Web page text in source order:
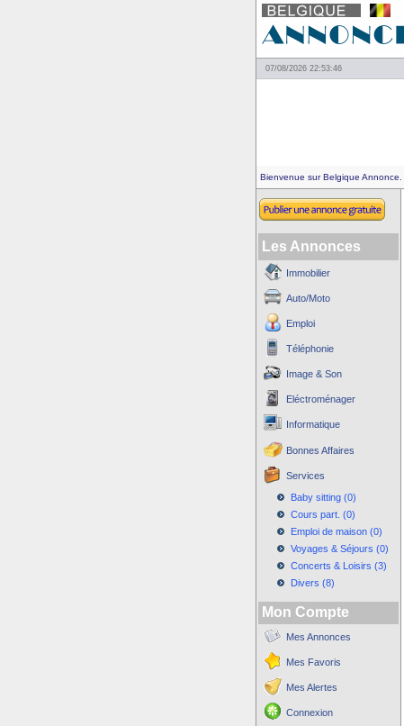
07/08/2026 22:53:46
Bienvenue sur Belgique Annonce.
Les Annonces
Immobilier
Auto/Moto
Emploi
Téléphonie
Image & Son
Eléctroménager
Informatique
Bonnes Affaires
Services
Baby sitting (0)
Cours part. (0)
Emploi de maison (0)
Voyages & Séjours (0)
Concerts & Loisirs (3)
Divers (8)
Mon Compte
Mes Annonces
Mes Favoris
Mes Alertes
Connexion